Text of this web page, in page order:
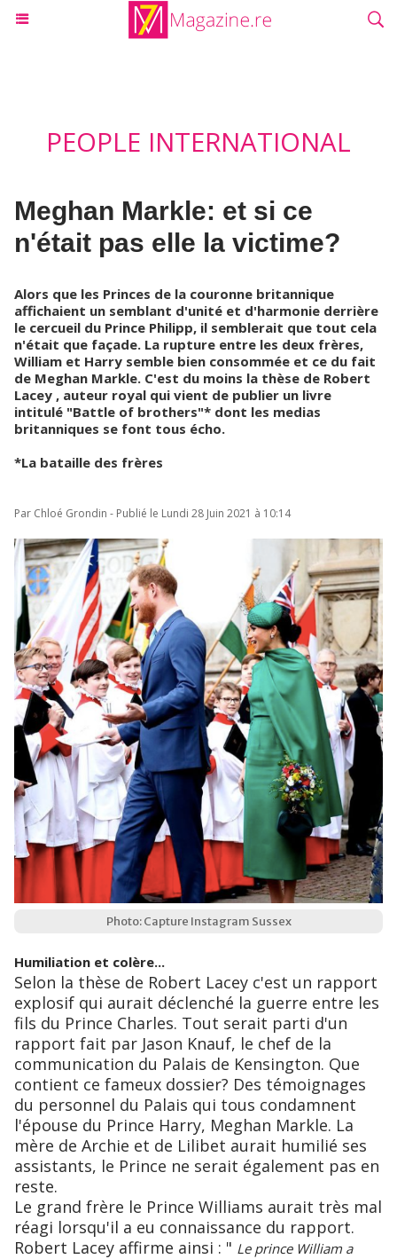
PEOPLE INTERNATIONAL
Meghan Markle: et si ce
n'était pas elle la victime?
Alors que les Princes de la couronne britannique
affichaient un semblant d'unité et d'harmonie derrière
le cercueil du Prince Philipp, il semblerait que tout cela
n'était que façade. La rupture entre les deux frères,
William et Harry semble bien consommée et ce du fait
de Meghan Markle. C'est du moins la thèse de Robert
Lacey , auteur royal qui vient de publier un livre
intitulé "Battle of brothers"* dont les medias
britanniques se font tous écho.
*La bataille des frères
Par Chloé Grondin - Publié le Lundi 28 Juin 2021 à 10:14
Photo: Capture Instagram Sussex
Humiliation et colère...
Selon la thèse de Robert Lacey c'est un rapport
explosif qui aurait déclenché la guerre entre les
fils du Prince Charles. Tout serait parti d'un
rapport fait par Jason Knauf, le chef de la
communication du Palais de Kensington. Que
contient ce fameux dossier? Des témoignages
du personnel du Palais qui tous condamnent
l'épouse du Prince Harry, Meghan Markle. La
mère de Archie et de Lilibet aurait humilié ses
assistants, le Prince ne serait également pas en
reste.
Le grand frère le Prince Williams aurait très mal
réagi lorsqu'il a eu connaissance du rapport.
Robert Lacey affirme ainsi : " Le prince William a